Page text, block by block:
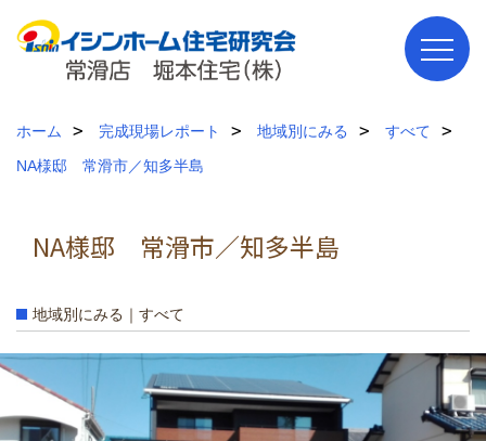
ホーム 完成現場レポート 地域別にみる
すべて
NA様邸 常滑市／知多半島
NA様邸 常滑市／知多半島
地域別にみる｜すべて